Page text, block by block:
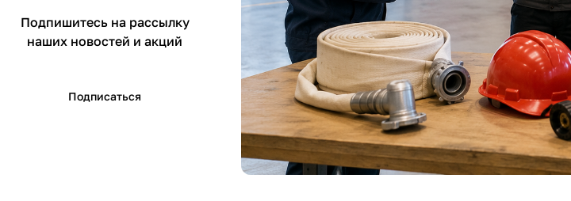
Подпишитесь на рассылку
наших новостей и акций
Подписаться